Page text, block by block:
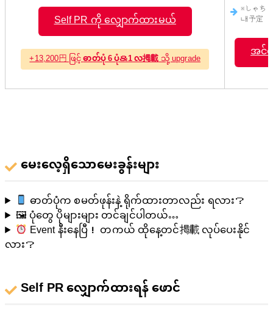
Self PR ကို လျှောက်ထားမယ်
+13,200円 ဖြင့်ဓာတ်ပုံ 6 ပုံ＆1 လ掲載သို့ upgrade
※しゃ
내予定
အင်
မေးလေ့ရှိသောမေးခွန်းများ
ဓာတ်ပုံက စမတ်ဖုန်းနဲ့ ရိုက်ထားတာလည်း ရလား？
🖼 ပုံတွေ ပိုများများ တင်ချင်ပါတယ်…
Event နီးနေပြီ！ တကယ် ထိုနေ့တင်掲載 လုပ်ပေးနိုင်
လား？
Self PR လျှောက်ထားရန် ဖောင်